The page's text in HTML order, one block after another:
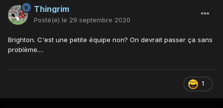
Thingrim
Posté(e) le 29 septembre 2020
Brighton. C'est une petite équipe non? On devrait passer ça sans
problème....
1